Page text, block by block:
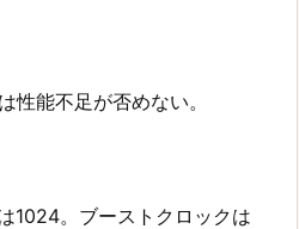
性能不足が否めない。
1024。ブーストクロックは